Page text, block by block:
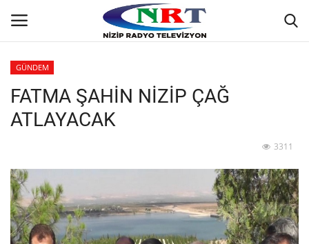
Ana
GÜNDEM
Siyaset
Ekonomi
GÜNDEM
FATMA ŞAHİN NİZİP ÇAĞ
ATLAYACAK
3311